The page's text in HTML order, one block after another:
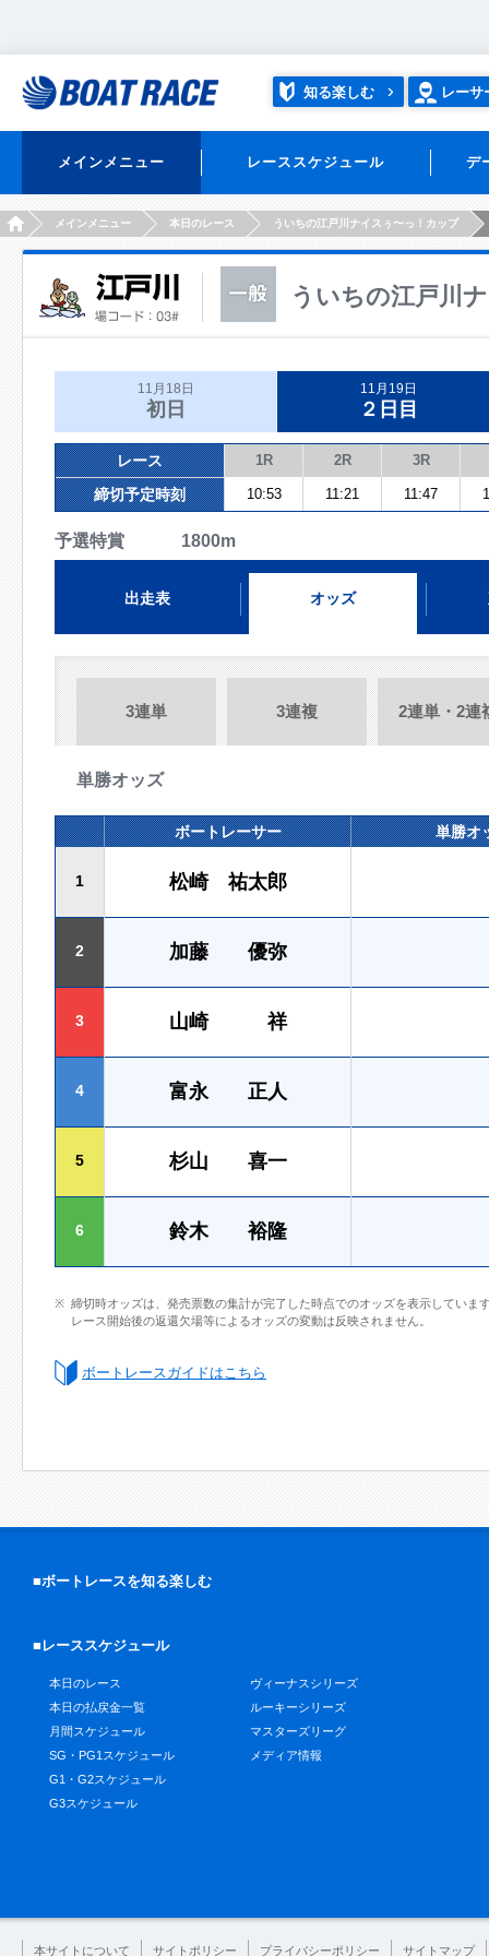
知る楽しむ レーサ
メインメニュー レーススケジュール デ
HOMEメインメニュー 本日のレース ういちの江戸川ナイスぅ〜っ！カップ
ういちの江戸川
11月18日
初日
11月19日
２日目
レース 1R 2R 3R
締切予定時刻 10:53 11:21 11:47
予選特賞 1800m
出走表 オッズ
3連単 3連複 2連単・2連
単勝オッズ
ボートレーサー 単勝オ
1 松崎 祐太郎
2 加藤 優弥
3 山崎 祥
4 富永 正人
5 杉山 喜一
6 鈴木 裕隆
締切時オッズは、発売票数の集計が完了した時点でのオッズを表示していま
レース開始後の返還欠場等によるオッズの変動は反映されません。
ボートレースガイドはこちら
■ボートレースを知る楽しむ
■レーススケジュール
本日のレース
本日の払戻金一覧
月間スケジュール
SG・PG1スケジュール
G1・G2スケジュール
G3スケジュール
ヴィーナスシリーズ
ルーキーシリーズ
マスターズリーグ
メディア情報
本サイトについて サイトポリシー プライバシーポリシー サイトマップ